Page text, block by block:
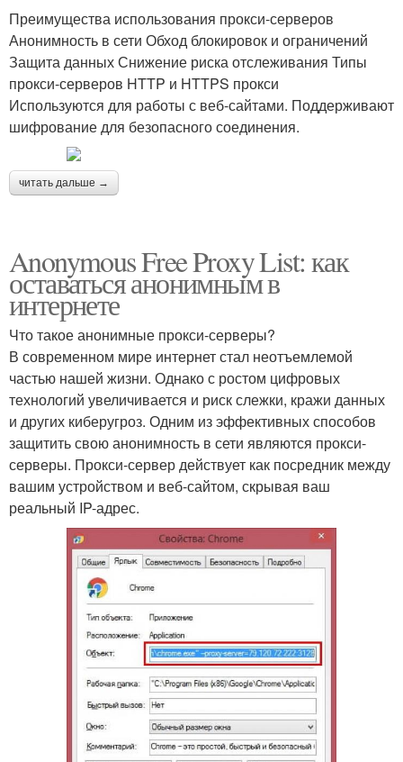
Преимущества использования прокси-серверов
Анонимность в сети Обход блокировок и ограничений
Защита данных Снижение риска отслеживания Типы
прокси-серверов HTTP и HTTPS прокси
Используются для работы с веб-сайтами. Поддерживают
шифрование для безопасного соединения.
читать дальше →
Anonymous Free Proxy List: как
оставаться анонимным в
интернете
Что такое анонимные прокси-серверы?
В современном мире интернет стал неотъемлемой
частью нашей жизни. Однако с ростом цифровых
технологий увеличивается и риск слежки, кражи данных
и других киберугроз. Одним из эффективных способов
защитить свою анонимность в сети являются прокси-
серверы. Прокси-сервер действует как посредник между
вашим устройством и веб-сайтом, скрывая ваш
реальный IP-адрес.